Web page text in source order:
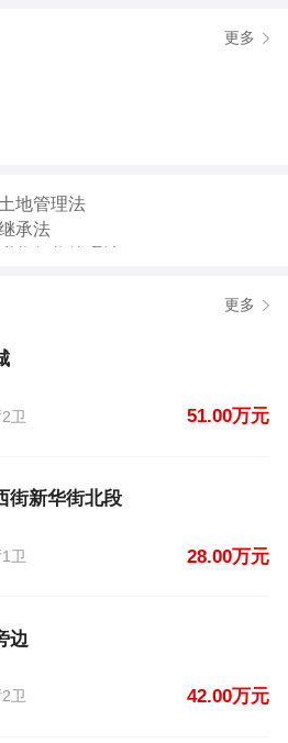
新一高】的租房信息
西路】的租房信息
西路】的租房信息
城】的二手房信息
安西街新华街北段】的二手房
沈丘西关师范家属院附】的二手
沈丘西关师范家属院附】的二手
更多
地管理法
承法
税法
家赔偿法
乡规划法
更多
卫 51.00万元
街新华街北段
卫 28.00万元
边
卫 42.00万元